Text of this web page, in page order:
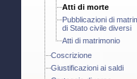
Atti di morte
Pubblicazioni di
di Stato civile diversi
Atti di matrimonio
Coscrizione
Giustificazioni ai saldi